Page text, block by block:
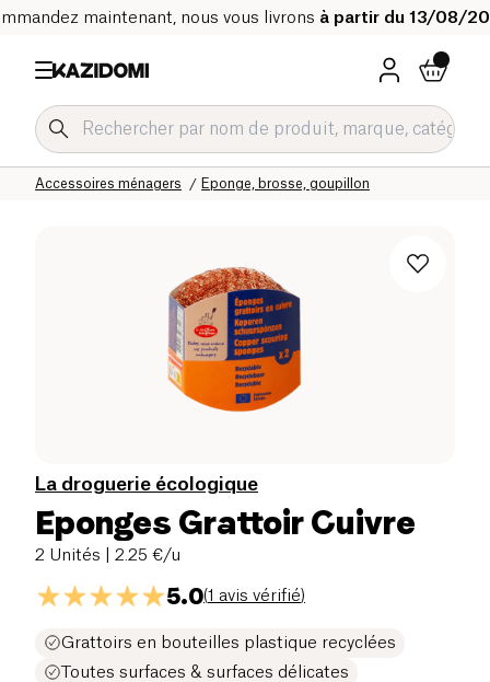
maintenant, nous vous livrons à partir du 13/08/
Eponge, brosse, goupillon
Accessoires ménagers
Produits d’entretien
Maison
Notre catalogue bio
Accueil
La droguerie écologique
Eponges Grattoir Cuivre
2 Unités | 2.25 €/u
5.0(1 avis vérifié)
Grattoirs en bouteilles plastique recyclées
Toutes surfaces & surfaces délicates